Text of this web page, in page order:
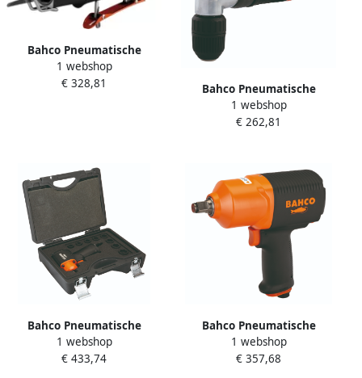
Bahco Pneumatische
compacte reciprozaag met
veiligheidstrekker BP828
1 webshop
€ 328,81
Bahco Pneumatische
compacte hoekboormachine
3 8" | 1.400 tpm BPA823
1 webshop
€ 262,81
Bahco Pneumatische
schroefmachineset | 1 2" |
mini met extra korte
1 webshop
€ 433,74
Bahco Pneumatische
slagmoersleutel 1 2" |
composiet BPC815
1 webshop
€ 357,68